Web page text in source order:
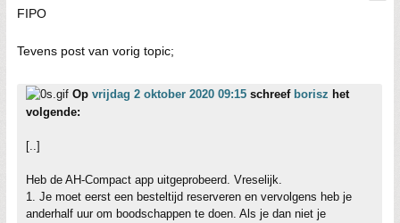
FIPO
Tevens post van vorig topic;
Op vrijdag 2 oktober 2020 09:15 schreef borisz het
volgende:
[..]
Heb de AH-Compact app uitgeprobeerd. Vreselijk.
1. Je moet eerst een besteltijd reserveren en vervolgens heb je
anderhalf uur om boodschappen te doen. Als je dan niet je